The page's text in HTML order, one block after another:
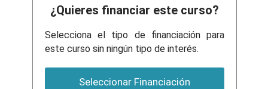
¿Quieres financiar este curso?
Selecciona el tipo de financiación para
este curso sin ningún tipo de interés.
Seleccionar Financiación